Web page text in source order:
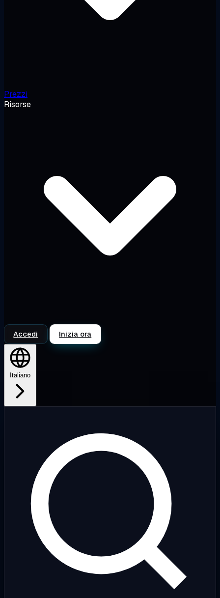
Prezzi
Risorse
Accedi Inizia ora
Italiano